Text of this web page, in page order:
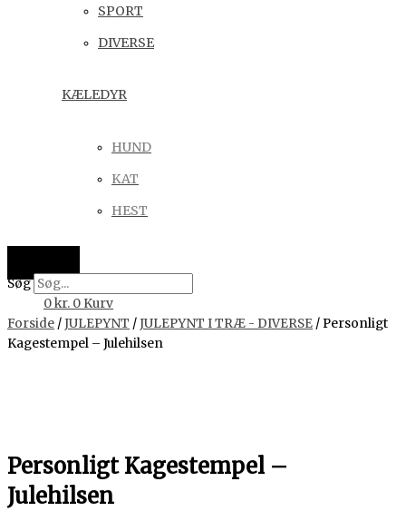
SPORT
DIVERSE
KÆLEDYR
HUND
KAT
HEST
Søg
0kr. 0 Kurv
Forside /JULEPYNT /JULEPYNT I TRÆ - DIVERSE / Personligt
Kagestempel – Julehilsen
Personligt Kagestempel –
Julehilsen